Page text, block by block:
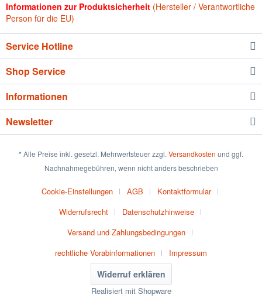
Informationen zur Produktsicherheit (Hersteller / Verantwortliche
Person für die EU)
Service Hotline
Shop Service
Informationen
Newsletter
* Alle Preise inkl. gesetzl. Mehrwertsteuer zzgl. Versandkosten und ggf.
Nachnahmegebühren, wenn nicht anders beschrieben
Cookie-Einstellungen AGB
Kontaktformular
Widerrufsrecht
Datenschutzhinweise
Versand und Zahlungsbedingungen
rechtliche Vorabinformationen
Impressum
Widerruf erklären
Realisiert mit Shopware